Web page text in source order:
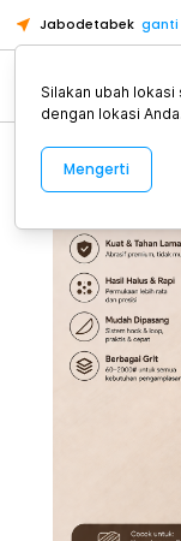
Jabodetabek ganti
Alat Kopi
Silakan ubah
dengan lokasi Anda.
Mengerti